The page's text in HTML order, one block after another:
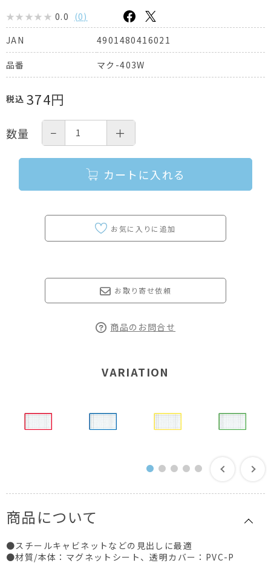
0.0 (0)
JAN
4901480416021
品番 マク-403W
税込 374円
数量 − ＋
カートに入れる
お取り寄せ依頼
商品のお問合せ
VARIATION
商品について
●スチールキャビネットなどの見出しに最適
●材質/本体：マグネットシート、透明カバー：PVC-P